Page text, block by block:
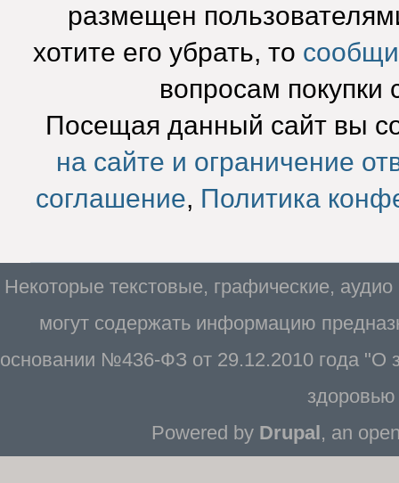
размещен
хотите его убрать, то
вопросам покупки
Посещая данный сайт вы
на сайте и ограничение
соглашение, Политика
Некоторые текстовые, графические,
могут содержать информацию
основании №436-ФЗ от 29.12.2010 года "О
Powered by Drupal, an